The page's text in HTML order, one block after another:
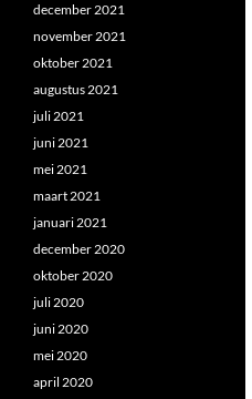
december 2021
november 2021
oktober 2021
augustus 2021
juli 2021
juni 2021
mei 2021
maart 2021
januari 2021
december 2020
oktober 2020
juli 2020
juni 2020
mei 2020
april 2020